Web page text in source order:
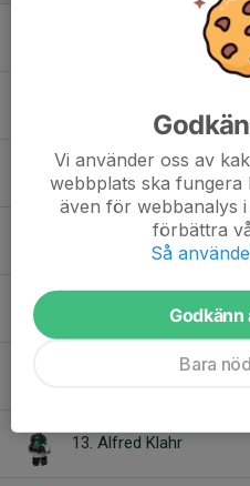
1. Oskar Fedor Olsson
7. Loui Olsson
8. Zebastian Edvardsson
9. Wilmer Eriksson
12. Kalle Johansson
13. Alfred Klahr
Vi använder oss av
webbplats ska fungera
även för webbanalys
förbättra
Så
Godkänn
Bara